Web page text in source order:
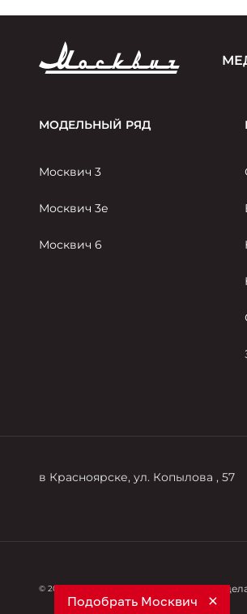
МОДЕЛЬНЫЙ РЯД
Москвич 3
Москвич 3е
Москвич 6
в Красноярске, ул. Копылова , 57
© 2026 © МЕДВЕДЬ АТЦ
Подобрать Москвич